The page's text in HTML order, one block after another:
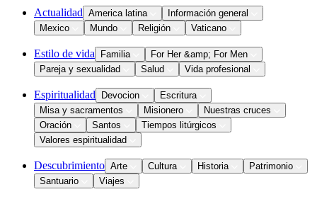
Actualidad America latina
Información general
Mexico
Mundo Religión Vaticano
Estilo de vida Familia
For Her &amp; For Men
Pareja y sexualidad
Salud Vida profesional
Espiritualidad Devocion
Escritura
Misa y sacramentos
Misionero
Nuestras cruces
Oración
Santos
Tiempos litúrgicos
Valores espiritualidad
Descubrimiento Arte Cultura Historia
Patrimonio
Santuario
Viajes